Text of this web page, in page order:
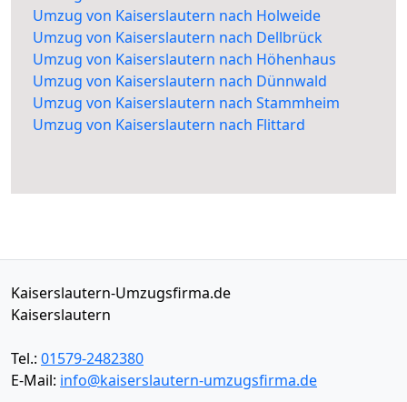
Umzug von Kaiserslautern nach Holweide
Umzug von Kaiserslautern nach Dellbrück
Umzug von Kaiserslautern nach Höhenhaus
Umzug von Kaiserslautern nach Dünnwald
Umzug von Kaiserslautern nach Stammheim
Umzug von Kaiserslautern nach Flittard
Kaiserslautern-Umzugsfirma.de
Kaiserslautern
Tel.: 01579-2482380
E-Mail: info@kaiserslautern-umzugsfirma.de